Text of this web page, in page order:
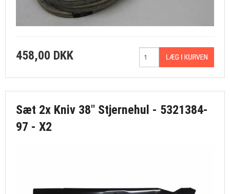
458,00 DKK
Sæt 2x Kniv 38" Stjernehul - 5321384-
97 - X2